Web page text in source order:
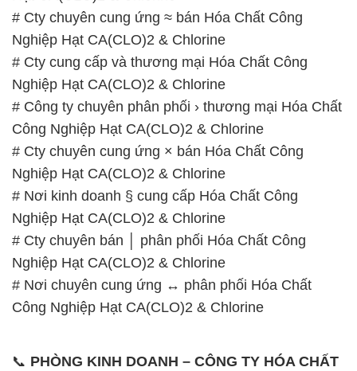
# Cty chuyên cung ứng ≈ bán Hóa Chất Công
Nghiệp Hạt CA(CLO)2 & Chlorine
# Cty cung cấp và thương mại Hóa Chất Công
Nghiệp Hạt CA(CLO)2 & Chlorine
# Công ty chuyên phân phối › thương mại Hóa Chất
Công Nghiệp Hạt CA(CLO)2 & Chlorine
# Cty chuyên cung ứng × bán Hóa Chất Công
Nghiệp Hạt CA(CLO)2 & Chlorine
# Nơi kinh doanh § cung cấp Hóa Chất Công
Nghiệp Hạt CA(CLO)2 & Chlorine
# Cty chuyên bán │ phân phối Hóa Chất Công
Nghiệp Hạt CA(CLO)2 & Chlorine
# Nơi chuyên cung ứng ↔ phân phối Hóa Chất
Công Nghiệp Hạt CA(CLO)2 & Chlorine
📞 PHÒNG KINH DOANH – CÔNG TY HÓA CHẤT